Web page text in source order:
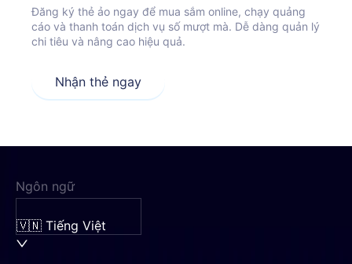
Đăng ký thẻ ảo ngay để mua sắm online, chạy quảng
cáo và thanh toán dịch vụ số mượt mà. Dễ dàng quản lý
chi tiêu và nâng cao hiệu quả.
Nhận thẻ ngay
Ngôn ngữ
🇻🇳 Tiếng Việt